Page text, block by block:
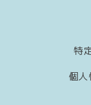
特
個